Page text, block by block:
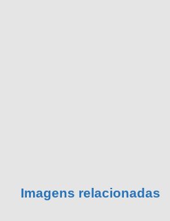
Imagens relacionadas